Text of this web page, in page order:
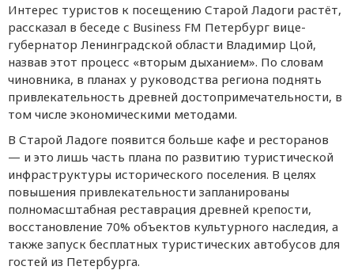
Интерес туристов к посещению Старой Ладоги растёт,
рассказал в беседе с Business FM Петербург вице-
губернатор Ленинградской области Владимир Цой,
назвав этот процесс «вторым дыханием». По словам
чиновника, в планах у руководства региона поднять
привлекательность древней достопримечательности, в
том числе экономическими методами.
В Старой Ладоге появится больше кафе и ресторанов
— и это лишь часть плана по развитию туристической
инфраструктуры исторического поселения. В целях
повышения привлекательности запланированы
полномасштабная реставрация древней крепости,
восстановление 70% объектов культурного наследия, а
также запуск бесплатных туристических автобусов для
гостей из Петербурга.